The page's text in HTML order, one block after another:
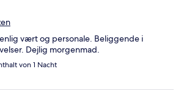
vært og personale. Beliggende i
Dejlig morgenmad.
von 1 Nacht